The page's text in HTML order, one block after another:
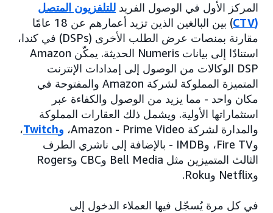
المركز الأول في الوصول الفريد للتلفزيون المتصل
(CTV
) بين البالغين الذين تزيد أعمارهم عن 18 عامًا
مقارنة بمنصات عرض الطلب الأخرى (DSPs) في كندا،
استنادًا إلى بيانات Numeris الحديثة. يمكّن Amazon
DSP الوكالات من الوصول إلى إمدادات الإنترنت
المتميزة المملوكة لشركة Amazon والمفتوحة في
مكان واحد - مما يزيد من الوصول والكفاءة عبر
استثماراتها الأولية. ويشمل ذلك العقارات المملوكة
والمدارة لشركة Amazon - Prime Video،
وTwitch
،
وFire TV، وIMDB - بالإضافة إلى ناشري الطرف
الثالث المتميزين مثل Bell Media وCBC وRogers
وNetflix وRoku.
في كل مرة يُسجّل فيها العملاء الدخول إلى